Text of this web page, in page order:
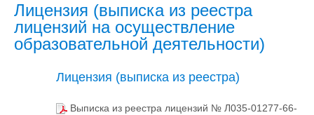
Лицензия (выписка из реестра
лицензий на осуществление
образовательной деятельности)
Лицензия (выписка из реестра)
Выписка из реестра лицензий № Л035-01277-66-